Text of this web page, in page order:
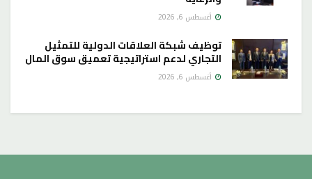
أغسطس 6, 2026
توظيف شبكة العلاقات الدولية للتمثيل
التجاري لدعم استراتيجية تعميق سوق المال
أغسطس 6, 2026